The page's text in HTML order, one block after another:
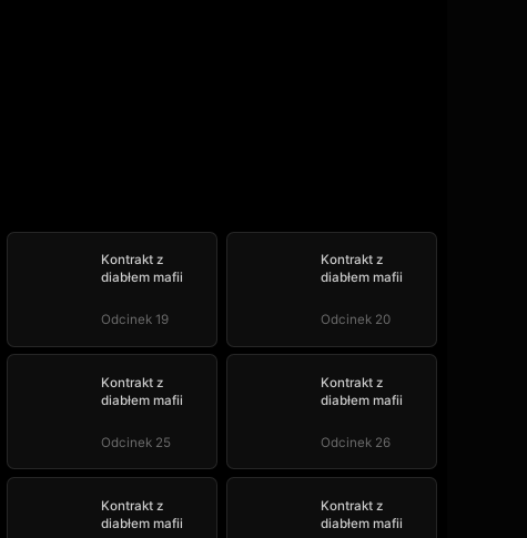
Kontrakt z
diabłem mafii
Odcinek 19
Kontrakt z
diabłem mafii
Odcinek 20
Kontrakt z
diabłem mafii
Odcinek 25
Kontrakt z
diabłem mafii
Odcinek 26
Kontrakt z
diabłem mafii
Kontrakt z
diabłem mafii